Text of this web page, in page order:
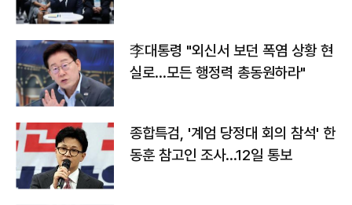
李대통령 "외신서 보던 폭염 상황 현
실로…모든 행정력 총동원하라"
종합특검, '계엄 당정대 회의 참석' 한
동훈 참고인 조사...12일 통보